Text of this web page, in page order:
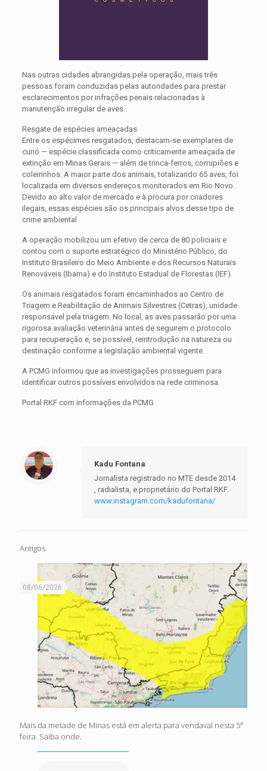
Nas outras cidades abrangidas pela operação, mais três
pessoas foram conduzidas pelas autoridades para prestar
esclarecimentos por infrações penais relacionadas à
manutenção irregular de aves.
Resgate de espécies ameaçadas
Entre os espécimes resgatados, destacam-se exemplares de
curió — espécie classificada como criticamente ameaçada de
extinção em Minas Gerais — além de trinca-ferros, corrupiões e
coleirinhos. A maior parte dos animais, totalizando 65 aves, foi
localizada em diversos endereços monitorados em Rio Novo.
Devido ao alto valor de mercado e à procura por criadores
ilegais, essas espécies são os principais alvos desse tipo de
crime ambiental.
A operação mobilizou um efetivo de cerca de 80 policiais e
contou com o suporte estratégico do Ministério Público, do
Instituto Brasileiro do Meio Ambiente e dos Recursos Naturais
Renováveis (Ibama) e do Instituto Estadual de Florestas (IEF).
Os animais resgatados foram encaminhados ao Centro de
Triagem e Reabilitação de Animais Silvestres (Cetras), unidade
responsável pela triagem. No local, as aves passarão por uma
rigorosa avaliação veterinária antes de seguirem o protocolo
para recuperação e, se possível, reintrodução na natureza ou
destinação conforme a legislação ambiental vigente.
A PCMG informou que as investigações prosseguem para
identificar outros possíveis envolvidos na rede criminosa.
Portal RKF com informações da PCMG
Kadu Fontana
Jornalista registrado no MTE desde 2014
, radialista, e proprietário do Portal RKF.
www.instagram.com/kadufontana/
Antigos
08/06/2026
Mais da metade de Minas está em alerta para vendaval nesta 5ª
feira. Saiba onde.